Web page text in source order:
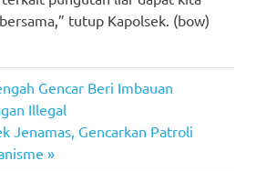
tutup Kapolsek. (bow)
Gencar Beri Imbauan
Illegal
Jenamas, Gencarkan Patroli